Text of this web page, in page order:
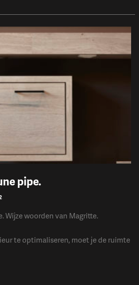
pipe.
Wijze woorden van Magritte.
te optimaliseren, moet je de ruimte